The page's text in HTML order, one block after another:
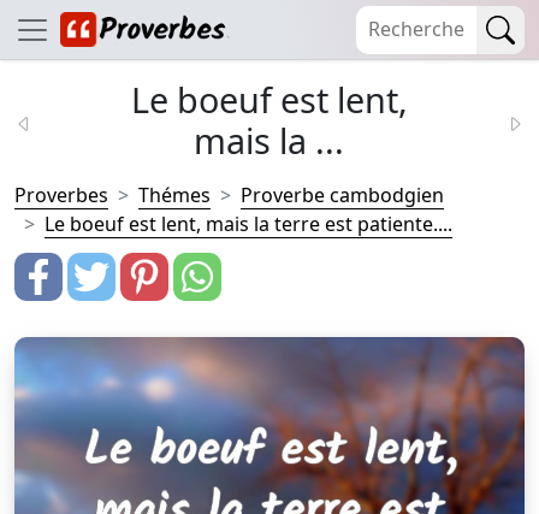
Le boeuf est lent,
mais la ...
Proverbes Thémes
Proverbe cambodgien
Le boeuf est lent, mais la terre est patiente....